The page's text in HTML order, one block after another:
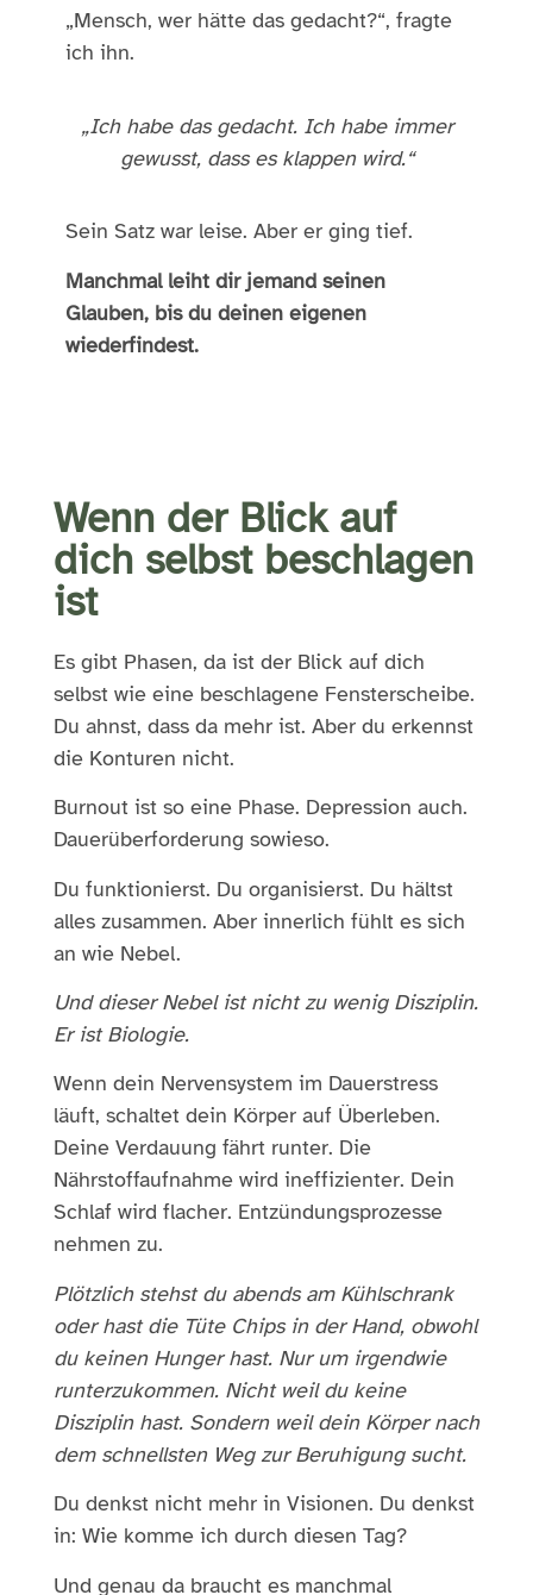
„Mensch, wer hätte das gedacht?“, fragte
ich ihn.
„Ich habe das gedacht. Ich habe immer
gewusst, dass es klappen wird.“
Sein Satz war leise. Aber er ging tief.
Manchmal leiht dir jemand seinen
Glauben, bis du deinen eigenen
wiederfindest.
Wenn der Blick auf
dich selbst beschlagen
ist
Es gibt Phasen, da ist der Blick auf dich
selbst wie eine beschlagene Fensterscheibe.
Du ahnst, dass da mehr ist. Aber du erkennst
die Konturen nicht.
Burnout ist so eine Phase. Depression auch.
Dauerüberforderung sowieso.
Du funktionierst. Du organisierst. Du hältst
alles zusammen. Aber innerlich fühlt es sich
an wie Nebel.
Und dieser Nebel ist nicht zu wenig Disziplin.
Er ist Biologie.
Wenn dein Nervensystem im Dauerstress
läuft, schaltet dein Körper auf Überleben.
Deine Verdauung fährt runter. Die
Nährstoffaufnahme wird ineffizienter. Dein
Schlaf wird flacher. Entzündungsprozesse
nehmen zu.
Plötzlich stehst du abends am Kühlschrank
oder hast die Tüte Chips in der Hand, obwohl
du keinen Hunger hast. Nur um irgendwie
runterzukommen. Nicht weil du keine
Disziplin hast. Sondern weil dein Körper nach
dem schnellsten Weg zur Beruhigung sucht.
Du denkst nicht mehr in Visionen. Du denkst
in: Wie komme ich durch diesen Tag?
Und genau da braucht es manchmal